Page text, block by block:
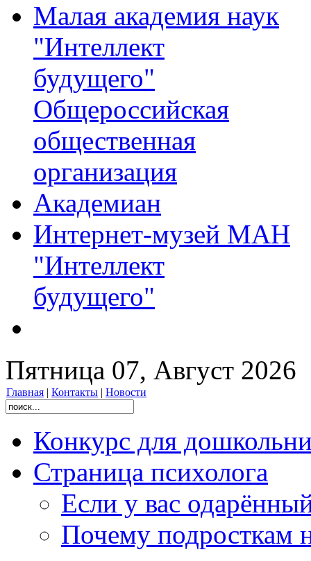
Малая академия наук
"Интеллект
будущего"
Общероссийская
общественная
организация
Академиан
Интернет-музей МАН
"Интеллект
будущего"
Пятница 07, Август 2026
Главная | Контакты | Новости
Конкурс для
Страница психолога
Если у вас
Почему подросткам